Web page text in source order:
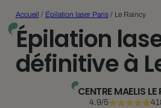
Accueil / Épilation laser Paris/ Le Raincy
Épilation
définitive à
CENTRE MAELIS
4.9/5